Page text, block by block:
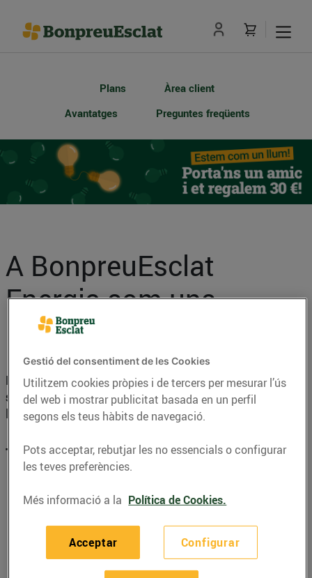
Plans
Àrea client
Avantatges
Preguntes freqüents
A BonpreuEsclat
Energia som uns
il·luminats!
I ara, tu també pots ser-ho! Convida a un amic a fer-
se dels nostres i et regalem 30 €, que es bonificaran a
la teva Targeta Client de Bonpreu i Esclat.
T'expliquem com fer-ho!
Comparteix amb els teus amics l’enllaçque
trobaràs a la teva Àrea Client (pots accedir-hi des
Gestió del consentiment de les Cookies
Utilitzem cookies pròpies i de tercers per mesurar l’ús
del web i mostrar publicitat basada en un perfil
segons els teus hàbits de navegació.
Pots acceptar, rebutjar les no essencials o configurar
les teves preferències.
Més informació a la Política de Cookies.
Configurar
Acceptar